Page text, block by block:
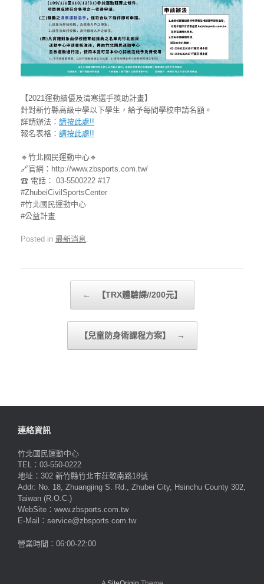
【2021運動績優及清寒選手獎助計畫】
針對新竹縣高級中學以下學生，給予每間學校申請名額。
詳請辦法： 請按此處!!
報名表格： 請按此處!!
🔹竹北國民運動中心🔹
🔗官網：http://www.zbsports.com.tw/
☎ 電話： 03-5500222 #17
#ZhubeiCivilSportsCenter
#竹北國民運動中心
#公益計畫
Posted in 最新消息.
← 【TRX體驗課//200元】
【兒童防身術課程方案】 →
連絡資訊
竹北國民運動中心
TEL：03-550-0222
地址：302 新竹縣竹北市莊敬南路18號
Addr: No. 18, Zhuangjing S. Rd., Zhubei City, Hsinchu County 302,
Taiwan (R.O.C.)
WebSite：www.zbsports.com.tw
E-Mail：service@zbsports.com.tw
營業時間：06:00-22:00